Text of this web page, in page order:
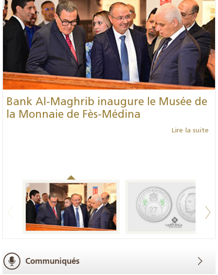
Bank Al-Maghrib inaugure le Musée de
la Monnaie de Fès-Médina
Lire la suite
Communiqués